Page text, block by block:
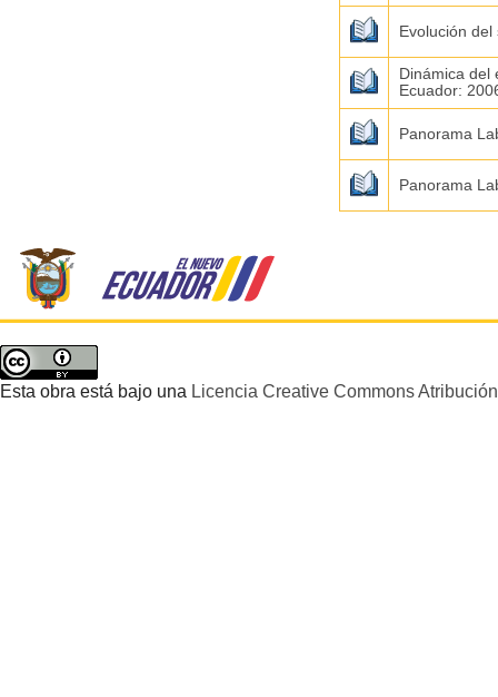
Evolución
Dinámica del
Ecuador:
Panorama
Panorama
Esta obra está bajo una Licencia Creative Commons